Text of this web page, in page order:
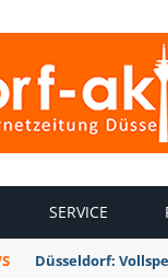
SERVICE
Düsseldorf: